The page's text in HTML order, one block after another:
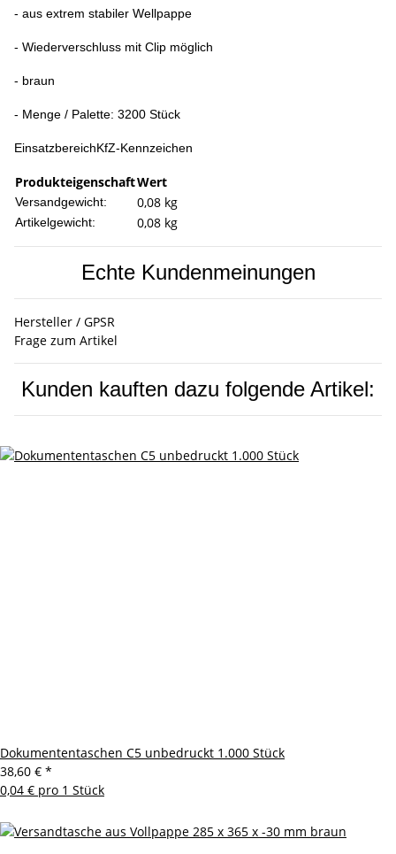
- aus extrem stabiler Wellpappe
- Wiederverschluss mit Clip möglich
- braun
- Menge / Palette: 3200 Stück
EinsatzbereichKfZ-Kennzeichen
ProdukteigenschaftWert
Versandgewicht: 0,08 kg
Artikelgewicht: 0,08 kg
Echte Kundenmeinungen
Hersteller / GPSR
Frage zum Artikel
Kunden kauften dazu folgende Artikel:
Dokumententaschen C5 unbedruckt 1.000 Stück
38,60 € *
0,04 € pro 1 Stück